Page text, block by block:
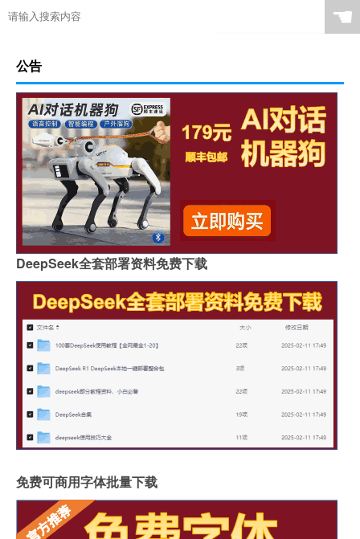
☚
公告
DeepSeek全套部署资料免费下载
免费可商用字体批量下载